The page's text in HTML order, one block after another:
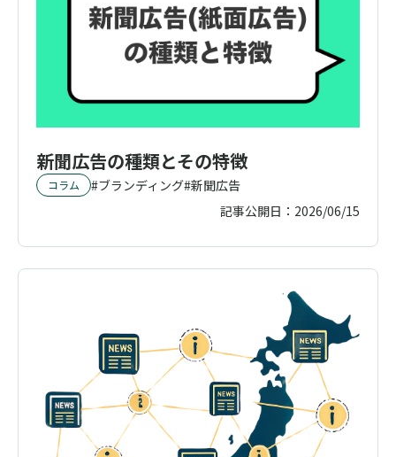
新聞広告の種類とその特徴
コラム ブランディング 新聞広告
記事公開日： 2026/06/15